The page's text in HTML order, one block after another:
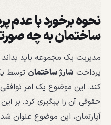
نحوه برخورد با عدم
ساختمان به چه
مدیریت یک مجموعه باید بداند
پرداختشارژ ساختمانتوسط یک
کند. این موضوع یک امر توافقی
آپارتمان، این موضوع عنوان